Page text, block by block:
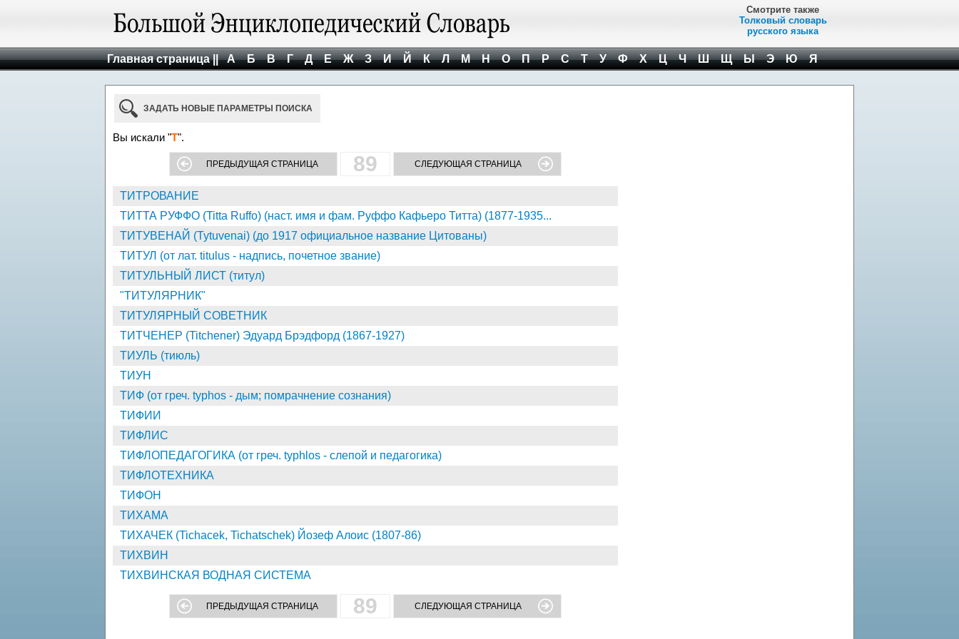
Смотрите также
Толковый словарь
русского языка
Главная страница || А Б В Г Д Е Ж З И Й К Л М Н О П Р С Т У Ф Х Ц Ч Ш Щ Ы Э Ю Я
ЗАДАТЬ НОВЫЕ ПАРАМЕТРЫ ПОИСКА
Вы искали "Т".
ПРЕДЫДУЩАЯ СТРАНИЦА 89 СЛЕДУЮЩАЯ СТРАНИЦА
ТИТРОВАНИЕ
ТИТТА РУФФО (Titta Ruffo) (наст. имя и фам. Руффо Кафьеро Титта) (1877-1935...
ТИТУВЕНАЙ (Tytuvenai) (до 1917 официальное название Цитованы)
ТИТУЛ (от лат. titulus - надпись, почетное звание)
ТИТУЛЬНЫЙ ЛИСТ (титул)
"ТИТУЛЯРНИК"
ТИТУЛЯРНЫЙ СОВЕТНИК
ТИТЧЕНЕР (Titchener) Эдуард Брэдфорд (1867-1927)
ТИУЛЬ (тиюль)
ТИУН
ТИФ (от греч. typhos - дым; помрачнение сознания)
ТИФИИ
ТИФЛИС
ТИФЛОПЕДАГОГИКА (от греч. typhlos - слепой и педагогика)
ТИФЛОТЕХНИКА
ТИФОН
ТИХАМА
ТИХАЧЕК (Tichacek, Tichatschek) Йозеф Алоис (1807-86)
ТИХВИН
ТИХВИНСКАЯ ВОДНАЯ СИСТЕМА
ПРЕДЫДУЩАЯ СТРАНИЦА 89 СЛЕДУЮЩАЯ СТРАНИЦА